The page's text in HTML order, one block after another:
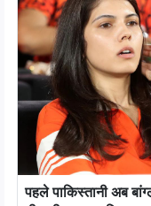
पहले पाकिस्तानी अब